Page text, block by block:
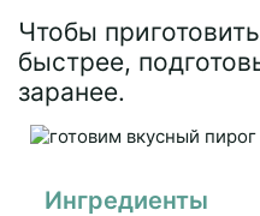
Чтобы
быстрее,
заранее.
Ингредиенты